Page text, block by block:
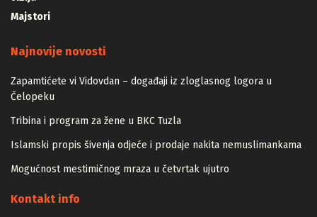
Majstori
Najnovije novosti
Zapamtićete vi Vidovdan – događaji iz zloglasnog logora u
Čelopeku
Tribina i program za žene u BKC Tuzla
Islamski propis šivenja odjeće i prodaje nakita nemuslimankama
Mogućnost mestimičnog mraza u četvrtak ujutro
Kontakt info